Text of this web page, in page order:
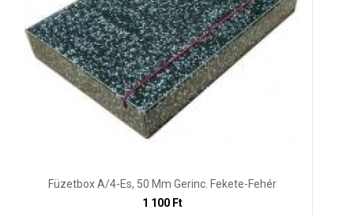
Füzetbox A/4-Es, 50 Mm Gerinc. Fekete-Fehér
1 100 Ft